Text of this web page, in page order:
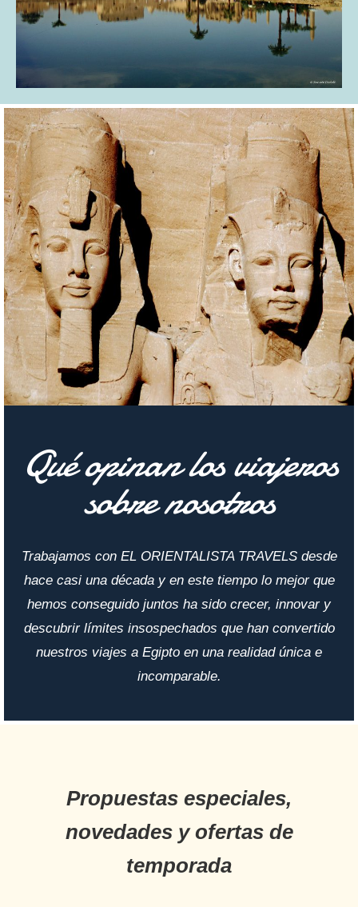
Qué opinan los viajeros
sobre nosotros
Trabajamos con EL ORIENTALISTA TRAVELS desde
hace casi una década y en este tiempo lo mejor que
hemos conseguido juntos ha sido crecer, innovar y
descubrir límites insospechados que han convertido
nuestros viajes a Egipto en una realidad única e
incomparable.
Propuestas especiales,
novedades y ofertas de
temporada